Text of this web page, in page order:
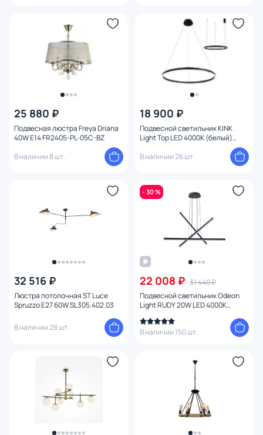
25 880 ₽
Подвесная люстра Freya Driana
40W E14 FR2405-PL-05C-BZ
В наличии 8 шт.
18 900 ₽
Подвесной светильник KINK
Light Тор LED 4000К (белый)
В наличии 26 шт.
32 516 ₽
Люстра потолочная ST Luce
Spruzzo E27 60W SL305.402.03
В наличии 28 шт.
- 30 %
22 008 ₽ 31 440 ₽
Подвесной светильник Odeon
Light RUDY 20W LED 4000К
В наличии 150 шт.
Цвет арматуры
Цвет плафона
Высота (мм)
Ширина (мм)
Диаметр (мм)
Количество ламп
Вид лампы
Цоколь
Тип помещения